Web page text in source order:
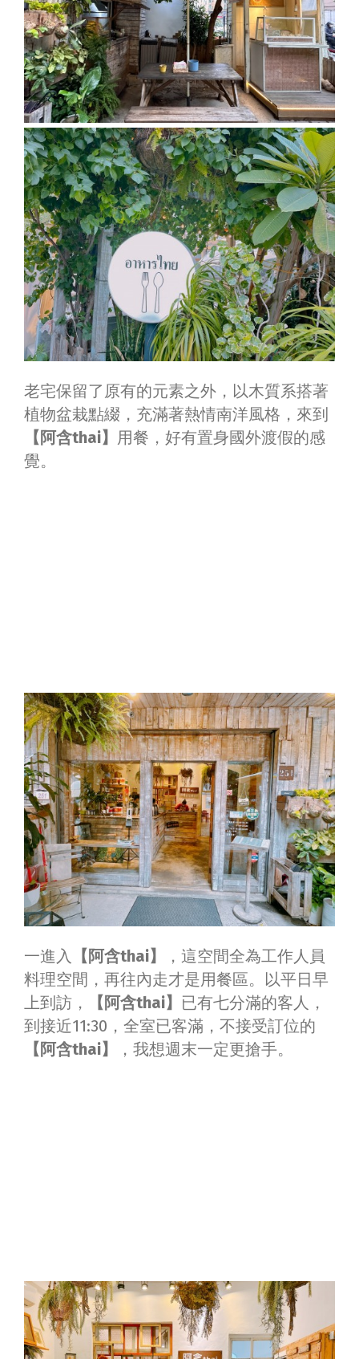
老宅保留了原有的元素之外，以木質系搭著
植物盆栽點綴，充滿著熱情南洋風格，來到
【阿含thai】 用餐，好有置身國外渡假的感
覺。
一進入 【阿含thai】
，這空間全為工作人員
料理空間，再往內走才是用餐區。以平日早
上到訪，
【阿含thai】 已有七分滿的客人，
到接近11:30，全室已客滿，不接受訂位的
【阿含thai】
，我想週末一定更搶手。